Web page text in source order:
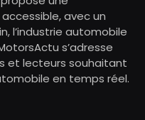
avec un
l’industrie automobile
s’adresse
et lecteurs souhaitant
en temps réel.